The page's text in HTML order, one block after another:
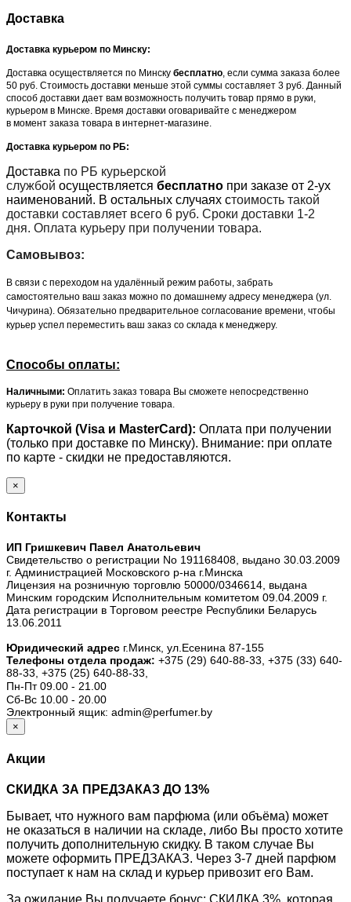
Доставка
Доставка курьером по Минску:
Доставка осуществляется по Минску бесплатно, если сумма заказа более
50 руб. Стоимость доставки меньше этой суммы составляет 3 руб. Данный
способ доставки дает вам возможность получить товар прямо в руки,
курьером в Минске. Время доставки оговаривайте с менеджером
в момент заказа товара в интернет-магазине.
Доставка курьером по РБ:
Доставка по РБ курьерской
службой осуществляется бесплатно при заказе от 2-ух
наименований. В остальных случаях стоимость такой
доставки составляет всего 6 руб. Сроки доставки 1-2
дня. Оплата курьеру при получении товара.
Самовывоз:
В связи с переходом на удалённый режим работы, забрать
самостоятельно ваш заказ можно по домашнему адресу менеджера (ул.
Чичурина). Обязательно предварительное согласование времени, чтобы
курьер успел переместить ваш заказ со склада к менеджеру.
Способы оплаты:
Наличными: Оплатить заказ товара Вы сможете непосредственно
курьеру в руки при получение товара.
Карточкой (Visa и MasterCard): Оплата при получении
(только при доставке по Минску). Внимание: при оплате
по карте - скидки не предоставляются.
×
Контакты
ИП Гришкевич Павел Анатольевич
Свидетельство о регистрации No 191168408, выдано 30.03.2009
г. Администрацией Московского р-на г.Минска
Лицензия на розничную торговлю 50000/0346614, выдана
Минским городским Исполнительным комитетом 09.04.2009 г.
Дата регистрации в Торговом реестре Республики Беларусь
13.06.2011
Юридический адрес г.Минск, ул.Есенина 87-155
Телефоны отдела продаж: +375 (29) 640-88-33, +375 (33) 640-
88-33, +375 (25) 640-88-33,
Пн-Пт 09.00 - 21.00
Сб-Вс 10.00 - 20.00
Электронный ящик: admin@perfumer.by
×
Акции
СКИДКА ЗА ПРЕДЗАКАЗ ДО 13%
Бывает, что нужного вам парфюма (или объёма) может
не оказаться в наличии на складе, либо Вы просто хотите
получить дополнительную скидку. В таком случае Вы
можете оформить ПРЕДЗАКАЗ. Через 3-7 дней парфюм
поступает к нам на склад и курьер привозит его Вам.
За ожидание Вы получаете бонус: СКИДКА 3%, которая